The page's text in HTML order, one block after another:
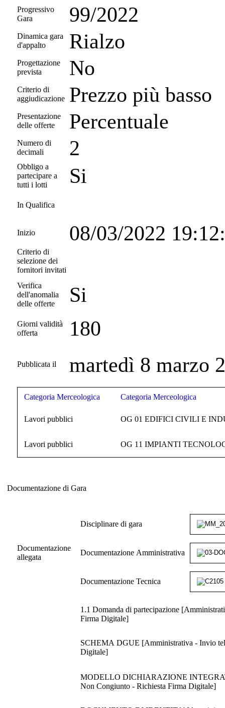
Progressivo
Gara
99/2022
Dinamica gara
d'appalto
Rialzo
Progettazione
prevista
No
Criterio di
aggiudicazione Prezzo più basso
Presentazione
delle offerte
Percentuale
Numero di
decimali
2
Obbligo a
partecipare a
tutti i lotti
Si
In Qualifica
Inizio 08/03/2022
Criterio di
selezione dei
fornitori invitati
Verifica
dell'anomalia
delle offerte
Si
Giorni validità
offerta
180
Pubblicata il martedì 8 marzo
Categoria Merceologica Categoria Merceologica
Lavori pubblici OG 01 EDIFICI CIVILI E
Lavori pubblici OG 11 IMPIANTI
Documentazione di Gara
Documentazione
allegata
Disciplinare di gara
Documentazione Amministrativa
Documentazione Tecnica
1.1 Domanda di partecipazione
Firma Digitale]
SCHEMA DGUE [Amministrativa - Invio
Digitale]
MODELLO DICHIARAZIONE
Non Congiunto - Richiesta Firma Digitale]